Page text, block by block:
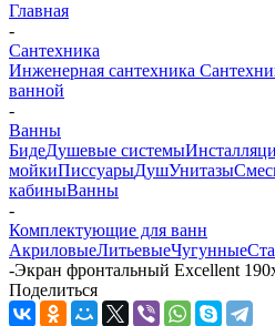
Главная
-
Сантехника
Инженерная сантехника
ванной
-
Ванны
БидеДушевые системы
мойкиПиссуарыДушУнитазы
кабиныВанны
-
Комплектующие для ванн
АкриловыеЛитьевыеЧугунные
-Экран фронтальный Excellent
Поделиться